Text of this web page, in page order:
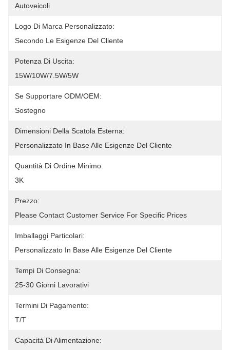
Autoveicoli
Logo Di Marca Personalizzato:
Secondo Le Esigenze Del Cliente
Potenza Di Uscita:
15W/10W/7.5W/5W
Se Supportare ODM/OEM:
Sostegno
Dimensioni Della Scatola Esterna:
Personalizzato In Base Alle Esigenze Del Cliente
Quantità Di Ordine Minimo:
3K
Prezzo:
Please Contact Customer Service For Specific Prices
Imballaggi Particolari:
Personalizzato In Base Alle Esigenze Del Cliente
Tempi Di Consegna:
25-30 Giorni Lavorativi
Termini Di Pagamento:
T/T
Capacità Di Alimentazione: